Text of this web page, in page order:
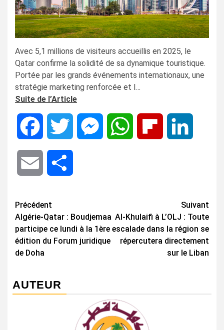
Avec 5,1 millions de visiteurs accueillis en 2025, le
Qatar confirme la solidité de sa dynamique touristique.
Portée par les grands événements internationaux, une
stratégie marketing renforcée et l…
Suite de l’Article
Facebook Twitter MessengerWhatsApp Flipboard
Email
Navigation
d’article
Précédent
Algérie-Qatar : Boudjemaa
participe ce lundi à la 1ère
édition du Forum juridique
de Doha
Suivant
Al-Khulaifi à L’OLJ : Toute
escalade dans la région se
répercutera directement
sur le Liban
AUTEUR